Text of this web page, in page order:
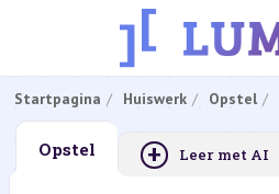
Startpagina Huiswerk Opstel
Opstel + Leer met AI